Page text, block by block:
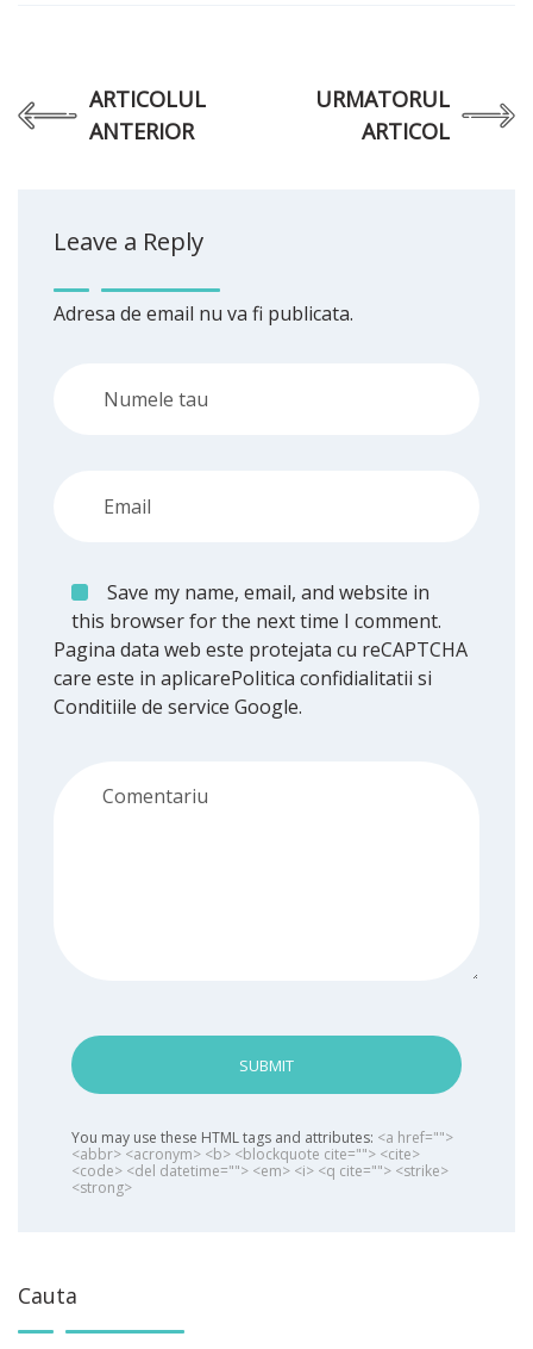
ARTICOLUL
ANTERIOR
URMATORUL
ARTICOL
Leave a Reply
Adresa de email nu va fi publicata.
Save my name, email, and website in
this browser for the next time I comment.
Pagina data web este protejata cu reCAPTCHA
care este in aplicarePolitica confidialitatii si
Conditiile de service Google.
SUBMIT
You may use these HTML tags and attributes: <a href="">
<abbr> <acronym> <b> <blockquote cite=""> <cite>
<code> <del datetime=""> <em> <i> <q cite=""> <strike>
<strong>
Cauta